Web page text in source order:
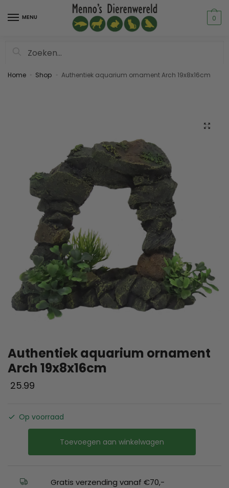
MENU 0
Home Shop Authentiek aquarium ornament Arch 19x8x16cm
Authentiek aquarium ornament
Arch 19x8x16cm
25.99
Op voorraad
Toevoegen aan winkelwagen
Gratis verzending vanaf €70,-